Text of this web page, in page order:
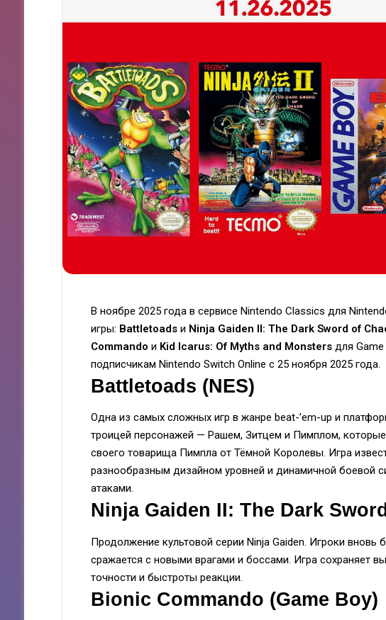
В ноябре 2025 года в сервисе Nintendo Classics для
игры: Battletoadsи Ninja Gaiden II: The Dark Sword of
Commando и Kid Icarus: Of Myths and Monstersдля Game
подписчикам Nintendo Switch Online с 25 ноября 2025 года.
Battletoads (NES)
Одна из самых сложных игр в жанре beat-’em-up и
троицей персонажей — Рашем, Зитцем и Пимплом,
своего товарища Пимпла от Тёмной Королевы. Игра
разнообразным дизайном уровней и динамичной боевой
атаками.
Ninja Gaiden II: The Dark
Продолжение культовой серии Ninja Gaiden. Игроки
сражается с новыми врагами и боссами. Игра сохраняет
точности и быстроты реакции.
Bionic Commando (Game Boy)